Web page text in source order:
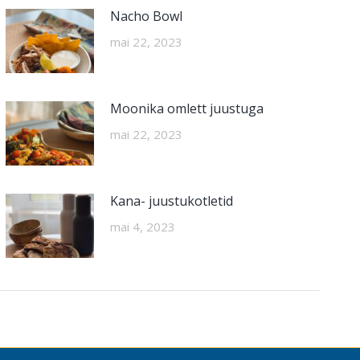
Nacho Bowl
mai 22, 2023
Moonika omlett juustuga
mai 22, 2023
Kana- juustukotletid
mai 4, 2023